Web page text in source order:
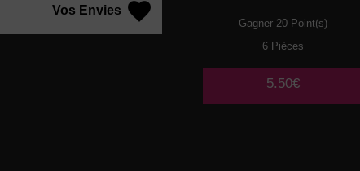
Vos Envies
Gagner 20 Point(s)
6 Pièces
5.50€